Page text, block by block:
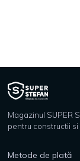
Magazinul SUPER
pentru constructii si
Metode de plată